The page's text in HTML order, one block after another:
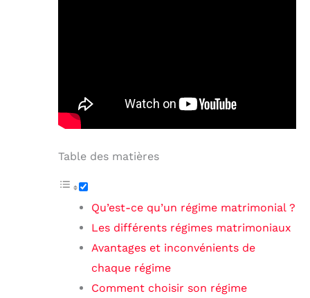
Table des matières
Qu’est-ce qu’un régime matrimonial ?
Les différents régimes matrimoniaux
Avantages et inconvénients de
chaque régime
Comment choisir son régime